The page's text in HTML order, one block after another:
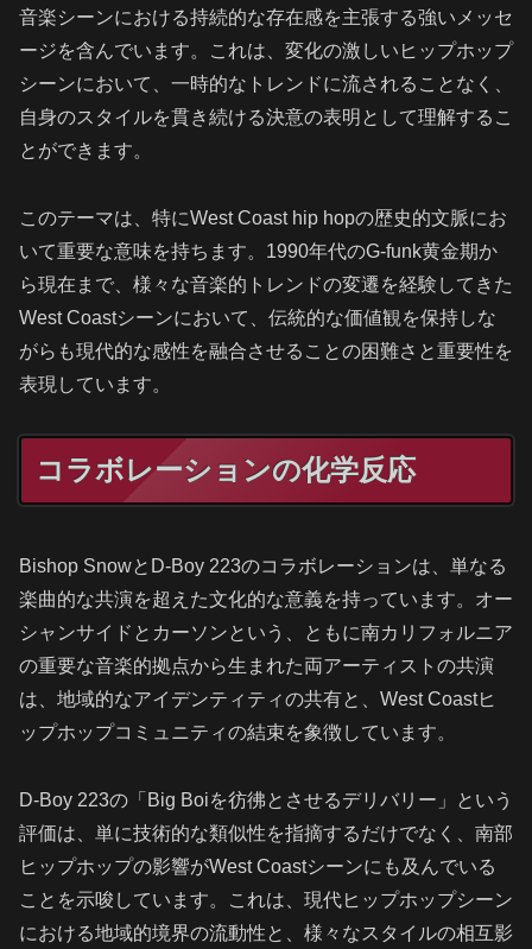
音楽シーンにおける持続的な存在感を主張する強いメッセ
ージを含んでいます。これは、変化の激しいヒップホップ
シーンにおいて、一時的なトレンドに流されることなく、
自身のスタイルを貫き続ける決意の表明として理解するこ
とができます。
このテーマは、特にWest Coast hip hopの歴史的文脈にお
いて重要な意味を持ちます。1990年代のG-funk黄金期か
ら現在まで、様々な音楽的トレンドの変遷を経験してきた
West Coastシーンにおいて、伝統的な価値観を保持しな
がらも現代的な感性を融合させることの困難さと重要性を
表現しています。
コラボレーションの化学反応
Bishop SnowとD-Boy 223のコラボレーションは、単なる
楽曲的な共演を超えた文化的な意義を持っています。オー
シャンサイドとカーソンという、ともに南カリフォルニア
の重要な音楽的拠点から生まれた両アーティストの共演
は、地域的なアイデンティティの共有と、West Coastヒ
ップホップコミュニティの結束を象徴しています。
D-Boy 223の「Big Boiを彷彿とさせるデリバリー」という
評価は、単に技術的な類似性を指摘するだけでなく、南部
ヒップホップの影響がWest Coastシーンにも及んでいる
ことを示唆しています。これは、現代ヒップホップシーン
における地域的境界の流動性と、様々なスタイルの相互影